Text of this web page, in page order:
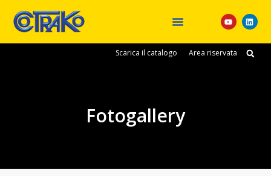
Scarica il catalogo Area riservata
Fotogallery